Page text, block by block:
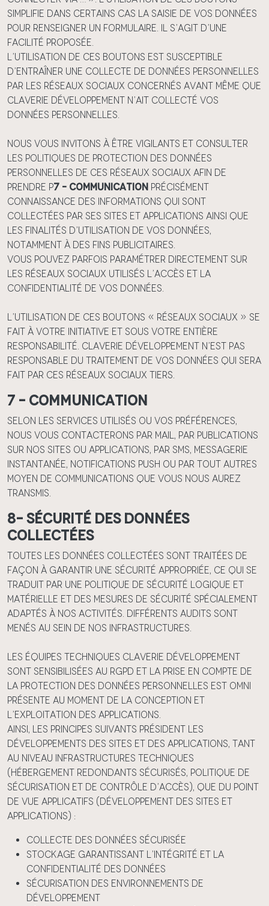
simplifie dans certains cas la saisie de vos données
pour renseigner un formulaire. Il s’agit d’une
facilité proposée.
L’utilisation de ces boutons est susceptible
d’entraîner une collecte de données personnelles
par les réseaux sociaux concernés avant même que
Claverie Développement n’ait collecté vos
données personnelles.
Nous vous invitons à être vigilants et consulter
les politiques de protection des données
personnelles de ces réseaux sociaux afin de
prendre p7 – Communication précisément
connaissance des informations qui sont
collectées par ses sites et applications ainsi que
les finalités d’utilisation de vos données,
notamment à des fins publicitaires.
Vous pouvez parfois paramétrer directement sur
les réseaux sociaux utilisés l’accès et la
confidentialité de vos données.
L’utilisation de ces boutons « réseaux sociaux » se
fait à votre initiative et sous votre entière
responsabilité. Claverie Développement n’est pas
responsable du traitement de vos données qui sera
fait par ces réseaux sociaux tiers.
7 – Communication
Selon les Services utilisés ou vos préférences,
nous vous contacterons par mail, par publications
sur nos Sites ou Applications, par SMS, messagerie
instantanée, notifications push ou par tout autres
moyen de communications que vous nous aurez
transmis.
8– Sécurité des Données
collectées
Toutes les données collectées sont traitées de
façon à garantir une sécurité appropriée, ce qui se
traduit par une politique de sécurité logique et
matérielle et des mesures de sécurité spécialement
adaptés à nos activités. Différents audits sont
menés au sein de nos infrastructures.
Les équipes techniques Claverie Développement
sont sensibilisées au RGPD et la prise en compte de
la protection des données personnelles est omni
présente au moment de la conception et
l’exploitation des applications.
Ainsi, les principes suivants président les
développements des sites et des applications, tant
au niveau infrastructures techniques
(Hébergement redondants sécurisés, Politique de
sécurisation et de contrôle d’accès), que du point
de vue applicatifs (développement des sites et
applications) :
Collecte des données sécurisée
Stockage garantissant l’intégrité et la
confidentialité des données
Sécurisation des environnements de
développement